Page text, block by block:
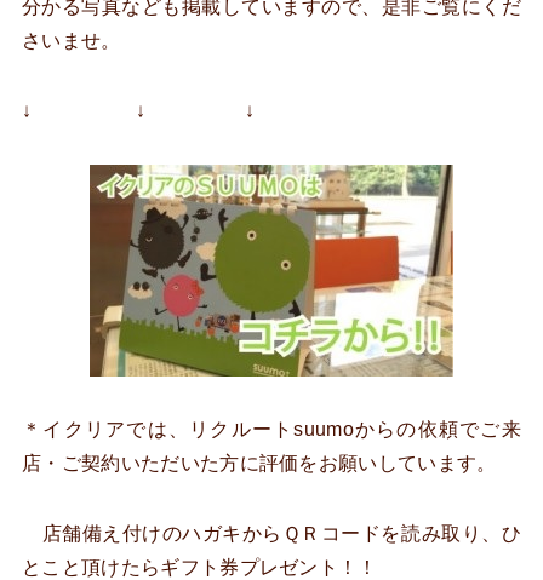
分かる写真なども掲載していますので、是非ご覧にくだ
さいませ。
↓ ↓ ↓
＊イクリアでは、リクルートsuumoからの依頼でご来
店・ご契約いただいた方に評価をお願いしています。
店舗備え付けのハガキからＱＲコードを読み取り、ひ
とこと頂けたらギフト券プレゼント！！